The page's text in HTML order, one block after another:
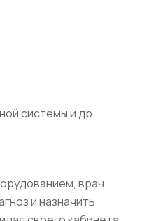
системы и др.
врач
и назначить